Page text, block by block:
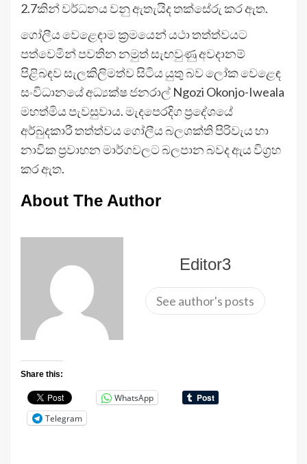
2.7කින් වර්ධනය වනු ඇතැයිද තක්සේරු කර ඇත.
ගෝලීය වෙළෙඳාම ක්‍රමයෙන් යථා තත්ත්වයට
පත්වෙමින් පවතින නමුත් සැඟවුණු අවදානම්
පිළිබඳව සැලකිලිමත්ව සිටිය යුතු බව ලෝක වෙළෙඳ
සංවිධානයේ අධ්‍යක්ෂ ජනරාල් Ngozi Okonjo-Iweala
මහත්මිය පැවසුවාය. මැදපෙරදිග ප්‍රදේශයේ
අර්බුදකාරී තත්ත්වය ගෝලීය බලශක්ති පිරිවැය හා
නාවික ප්‍රවාහන මාර්ගවලට බලපාන බවද ඇය විග්‍රහ
කර ඇත.
About The Author
Editor3
See author's posts
Share this:
WhatsApp
Telegram